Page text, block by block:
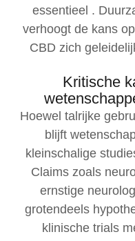
essentieel .
verhoogt de kans
CBD zich
Kritische
Hoewel talrijke
blijft
kleinschalige
Claims zoals
ernstige
grotendeels
klinische trials